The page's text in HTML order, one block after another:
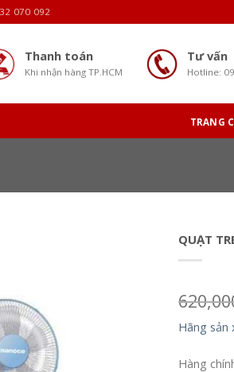
070 092
Thanh toán
Khi nhận hàng TP.HCM
Tư vấn
Hotline:
TRANG
QUẠT
Hãng sản
Hàng